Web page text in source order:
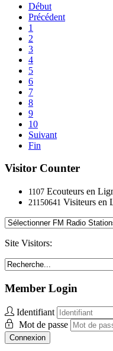
Début
Précédent
1
2
3
4
5
6
7
8
9
10
Suivant
Fin
Visitor Counter
1107 Ecouteurs en
21150641 Visiteurs en
Site Visitors:
Member Login
Identifiant
Mot de passe
Connexion